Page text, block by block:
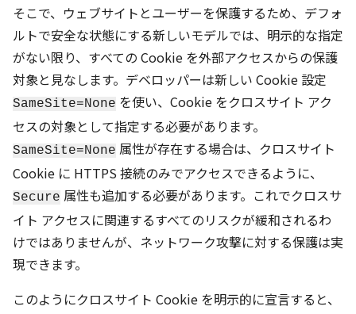
そこで、ウェブサイトとユーザーを保護するため、デフォ
ルトで安全な状態にする新しいモデルでは、明示的な指定
がない限り、すべての Cookie を外部アクセスからの保護
対象と見なします。デベロッパーは新しい Cookie 設定
SameSite=None を使い、Cookie をクロスサイト アク
セスの対象として指定する必要があります。
SameSite=None 属性が存在する場合は、クロスサイト
Cookie に HTTPS 接続のみでアクセスできるように、
Secure 属性も追加する必要があります。これでクロスサ
イト アクセスに関連するすべてのリスクが緩和されるわ
けではありませんが、ネットワーク攻撃に対する保護は実
現できます。
このようにクロスサイト Cookie を明示的に宣言すると、